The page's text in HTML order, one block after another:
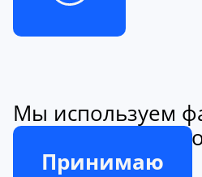
Мы используем
Принимаю